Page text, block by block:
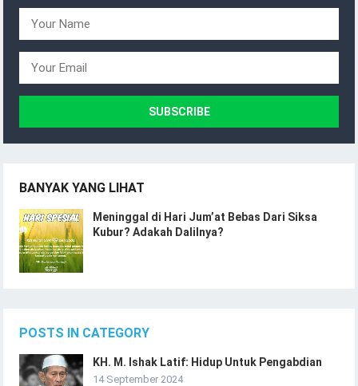
BANYAK YANG LIHAT
Meninggal di Hari Jum’at Bebas Dari Siksa
Kubur? Adakah Dalilnya?
POSTS IN CATEGORY
KH. M. Ishak Latif: Hidup Untuk Pengabdian
14 September 2024